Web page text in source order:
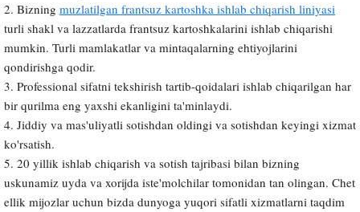
2. Bizning muzlatilgan frantsuz kartoshka ishlab chiqarish liniyasi
turli shakl va lazzatlarda frantsuz kartoshkalarini ishlab chiqarishi
mumkin. Turli mamlakatlar va mintaqalarning ehtiyojlarini
qondirishga qodir.
3. Professional sifatni tekshirish tartib-qoidalari ishlab chiqarilgan har
bir qurilma eng yaxshi ekanligini ta'minlaydi.
4. Jiddiy va mas'uliyatli sotishdan oldingi va sotishdan keyingi xizmat
ko'rsatish.
5. 20 yillik ishlab chiqarish va sotish tajribasi bilan bizning
uskunamiz uyda va xorijda iste'molchilar tomonidan tan olingan. Chet
ellik mijozlar uchun bizda dunyoga yuqori sifatli xizmatlarni taqdim